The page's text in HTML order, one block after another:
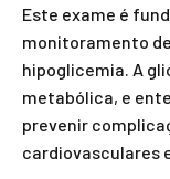
Este exame é
monitoramento
hipoglicemia. A
metabólica, e
prevenir
cardiovasculares